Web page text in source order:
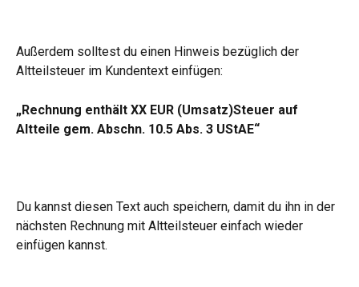
Außerdem solltest du einen Hinweis bezüglich der
Altteilsteuer im Kundentext einfügen:
„Rechnung enthält XX EUR (Umsatz)Steuer auf
Altteile gem. Abschn. 10.5 Abs. 3 UStAE“
Du kannst diesen Text auch speichern, damit du ihn in der
nächsten Rechnung mit Altteilsteuer einfach wieder
einfügen kannst.